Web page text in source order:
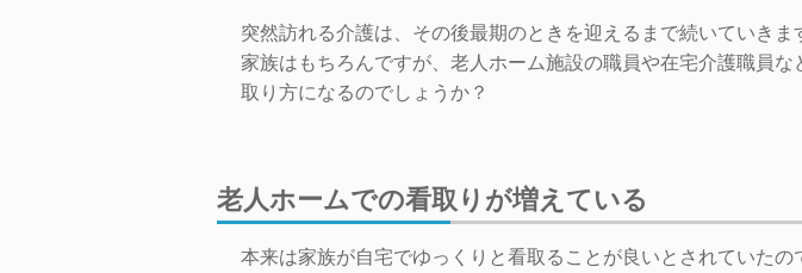
突然訪れる介護は、その後最期のときを迎えるまで続いていきま
家族はもちろんですが、老人ホーム施設の職員や在宅介護職員
取り方になるのでしょうか？
老人ホームでの看取りが増えている
本来は家族が自宅でゆっくりと看取ることが良いとされていた